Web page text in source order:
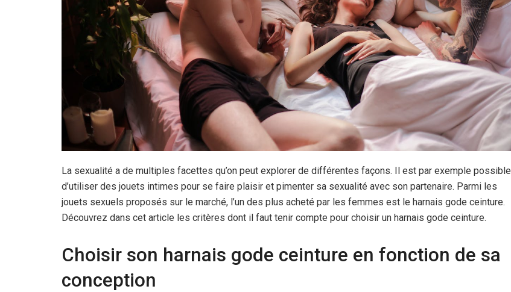
La sexualité a de multiples facettes qu’on peut explorer de différentes façons. Il est par exemple possible
d’utiliser des jouets intimes pour se faire plaisir et pimenter sa sexualité avec son partenaire. Parmi les
jouets sexuels proposés sur le marché, l’un des plus acheté par les femmes est le harnais gode ceinture.
Découvrez dans cet article les critères dont il faut tenir compte pour choisir un harnais gode ceinture.
Choisir son harnais gode ceinture en fonction de sa
conception